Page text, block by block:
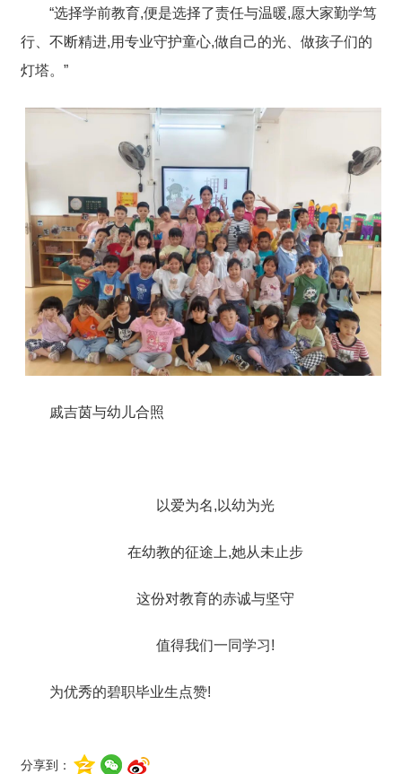
“选择学前教育,便是选择了责任与温暖,愿大家勤学笃
行、不断精进,用专业守护童心,做自己的光、做孩子们的
灯塔。”
戚吉茵与幼儿合照
以爱为名,以幼为光
在幼教的征途上,她从未止步
这份对教育的赤诚与坚守
值得我们一同学习!
为优秀的碧职毕业生点赞!
分享到：